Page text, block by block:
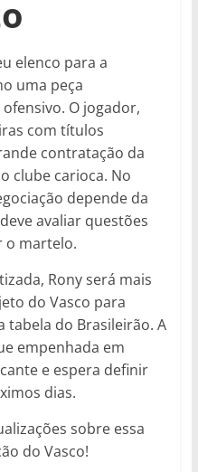
elenco para a
uma peça
O jogador,
com títulos
contratação da
clube carioca. No
depende da
avaliar questões
o martelo.
Rony será mais
do Vasco para
tabela do Brasileirão. A
empenhada em
e espera definir
dias.
sobre essa
do Vasco!